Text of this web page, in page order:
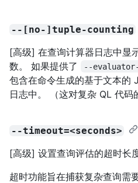
--[no-]tuple-counting
[高级] 在查询计算器日志中显
数。 如果提供了
--
包含在命令生成的基于文本的
日志中。 （这对复杂 QL 代码
--timeout=<seconds>
[高级] 设置查询评估的超时长
超时功能旨在捕获复杂查询需